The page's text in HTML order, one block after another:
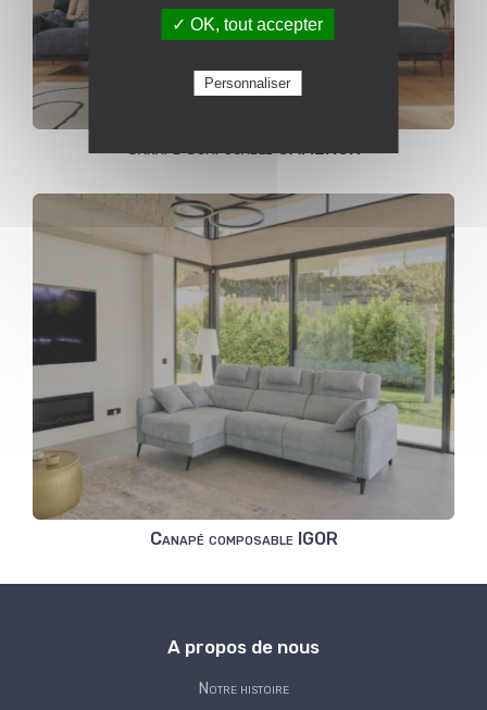
Canapé composable IGOR
A propos de nous
Notre histoire
✓ OK, tout accepter
Personnaliser